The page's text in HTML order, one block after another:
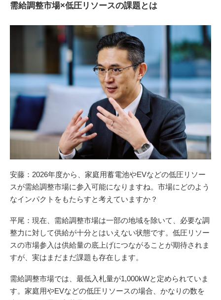
需給調整市場×低圧リソースの課題とは
安藤：2026年度から、家庭用蓄電池やEVなどの低圧リソー
スが需給調整市場に参入可能になりますね。市場にどのよう
なインパクトをもたらすと考えていますか？
平尾：現在、需給調整市場は一部の地域を除いて、必要な調
整力に対して供給が十分とはいえない状態です。低圧リソー
スの市場参入は供給量の底上げにつながることが期待されま
すが、実はまだまだ課題も存在します。
需給調整市場では、最低入札量が1,000kWと定められていま
す。家庭用やEVなどの低圧リソースの場合、かなりの数を